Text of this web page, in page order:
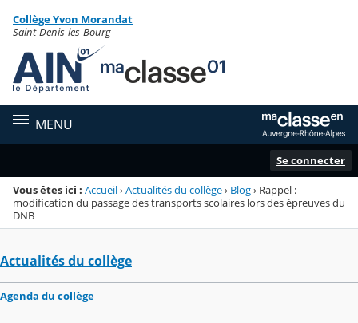
Menu de la rubrique
Contenu
Collège Yvon Morandat
Saint-Denis-les-Bourg
MENU
Se connecter
Vous êtes ici : Accueil›Actualités du collège› Blog› Rappel :
modification du passage des transports scolaires lors des épreuves du
DNB
Actualités du collège
Agenda du collège